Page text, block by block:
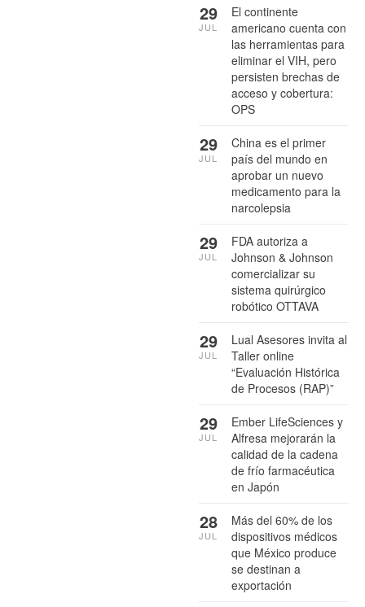
El continente
americano cuenta con
las herramientas para
eliminar el VIH, pero
persisten brechas de
acceso y cobertura:
OPS
29
JUL
China es el primer
país del mundo en
aprobar un nuevo
medicamento para la
narcolepsia
29
JUL
FDA autoriza a
Johnson & Johnson
comercializar su
sistema quirúrgico
robótico OTTAVA
29
JUL
Lual Asesores invita al
Taller online
“Evaluación Histórica
de Procesos (RAP)”
29
JUL
Ember LifeSciences y
Alfresa mejorarán la
calidad de la cadena
de frío farmacéutica
en Japón
29
JUL
Más del 60% de los
dispositivos médicos
que México produce
se destinan a
exportación
28
JUL